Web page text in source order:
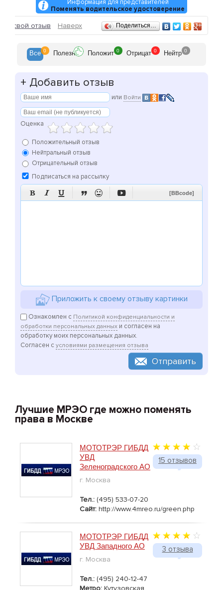
Информация для представителей
Поменять водительское удостоверение
Отзывы
свой отзыв Наверх Поделиться…
Все 0 Полезн Положит 0 Отрицат 0 Нейтр 0
+ Добавить отзыв
или Войти
Оценка
Положительный отзыв
Нейтральный отзыв
Отрицательный отзыв
Подписаться на рассылку
      [BBcode]
Приложить к своему отзыву картинки
Ознакомлен с Политикой конфиденциальности и
обработки персональных данных и согласен на
обработку моих персональных данных.
Согласен с условиями размещения отзыва
Отправить
Лучшие МРЭО где можно поменять
права в Москве
15 отзывов
МОТОТРЭР ГИБДД
УВД
Зеленоградского АО
г. Москва
Тел.: (495) 533-07-20
Сайт: http://www.4mreo.ru/green.php
3 отзыва
МОТОТРЭР ГИБДД
УВД Западного АО
г. Москва
Тел.: (495) 240-12-47
Метро: Кутузовская